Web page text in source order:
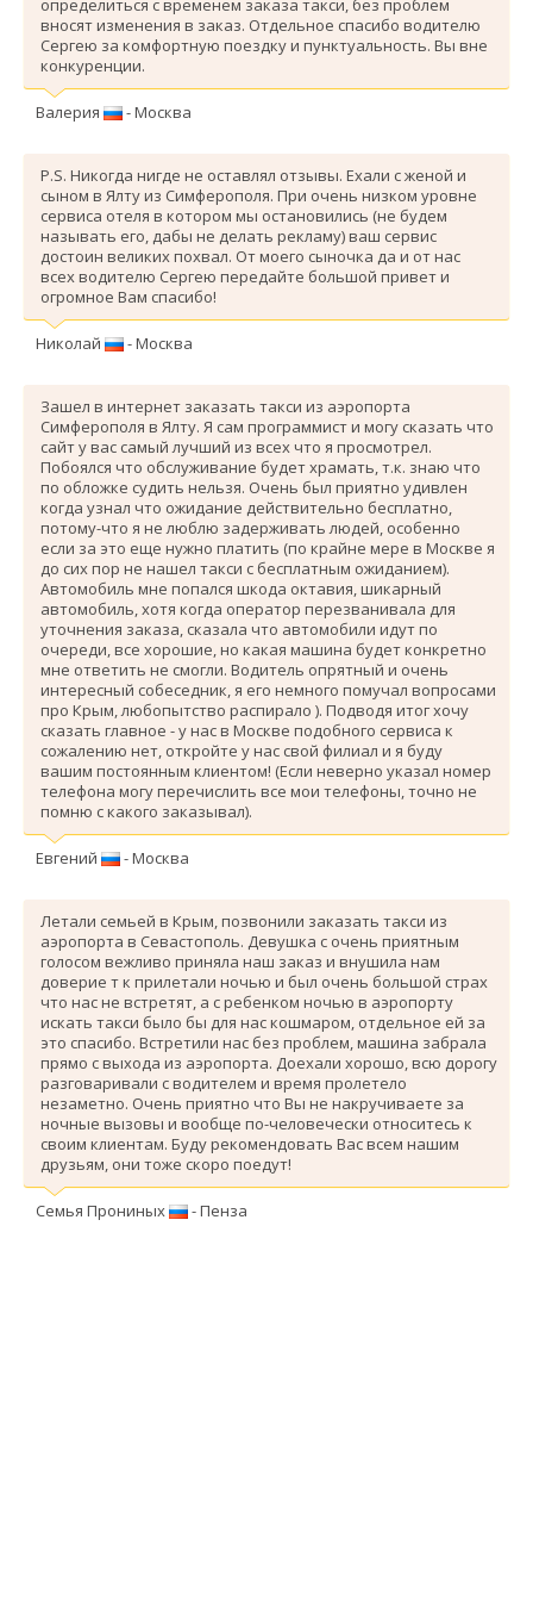
вносят изменения в заказ. Отдельное спасибо водителю
Сергею за комфортную поездку и пунктуальность. Вы вне
конкуренции.
Валерия - Москва
P.S. Никогда нигде не оставлял отзывы. Ехали с женой и
сыном в Ялту из Симферополя. При очень низком уровне
сервиса отеля в котором мы остановились (не будем
называть его, дабы не делать рекламу) ваш сервис
достоин великих похвал. От моего сыночка да и от нас
всех водителю Сергею передайте большой привет и
огромное Вам спасибо!
Николай - Москва
Зашел в интернет заказать такси из аэропорта
Симферополя в Ялту. Я сам программист и могу сказать что
сайт у вас самый лучший из всех что я просмотрел.
Побоялся что обслуживание будет храмать, т.к. знаю что
по обложке судить нельзя. Очень был приятно удивлен
когда узнал что ожидание действительно бесплатно,
потому-что я не люблю задерживать людей, особенно
если за это еще нужно платить (по крайне мере в Москве я
до сих пор не нашел такси с бесплатным ожиданием).
Автомобиль мне попался шкода октавия, шикарный
автомобиль, хотя когда оператор перезванивала для
уточнения заказа, сказала что автомобили идут по
очереди, все хорошие, но какая машина будет конкретно
мне ответить не смогли. Водитель опрятный и очень
интересный собеседник, я его немного помучал вопросами
про Крым, любопытство распирало ). Подводя итог хочу
сказать главное - у нас в Москве подобного сервиса к
сожалению нет, откройте у нас свой филиал и я буду
вашим постоянным клиентом! (Если неверно указал номер
телефона могу перечислить все мои телефоны, точно не
помню с какого заказывал).
Евгений - Москва
Летали семьей в Крым, позвонили заказать такси из
аэропорта в Севастополь. Девушка с очень приятным
голосом вежливо приняла наш заказ и внушила нам
доверие т к прилетали ночью и был очень большой страх
что нас не встретят, а с ребенком ночью в аэропорту
искать такси было бы для нас кошмаром, отдельное ей за
это спасибо. Вcтретили нас без проблем, машина забрала
прямо с выхода из аэропорта. Доехали хорошо, всю дорогу
разговаривали с водителем и время пролетело
незаметно. Очень приятно что Вы не накручиваете за
ночные вызовы и вообще по-человечески относитесь к
своим клиентам. Буду рекомендовать Вас всем нашим
друзьям, они тоже скоро поедут!
Семья Прониных - Пенза